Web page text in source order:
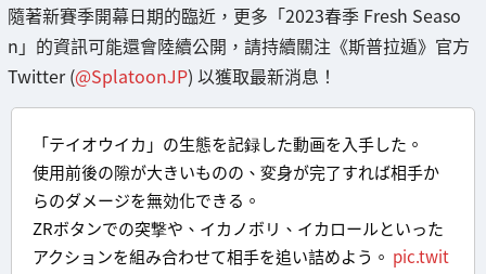
隨著新賽季開幕日期的臨近，更多「2023春季 Fresh Seaso
n」的資訊可能還會陸續公開，請持續關注《斯普拉遁》官方
Twitter (@SplatoonJP) 以獲取最新消息！
「テイオウイカ」の生態を記録した動画を入手した。
使用前後の隙が大きいものの、変身が完了すれば相手か
らのダメージを無効化できる。
ZRボタンでの突撃や、イカノボリ、イカロールといった
アクションを組み合わせて相手を追い詰めよう。 pic.twit